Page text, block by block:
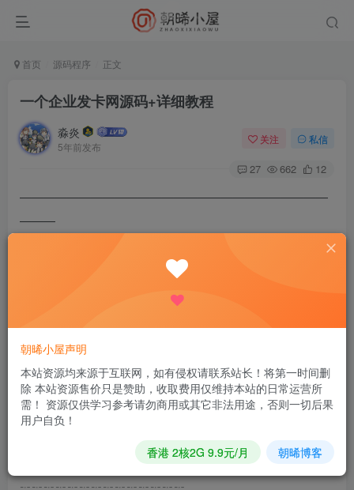
首页 源码程序 正文
一个企业发卡网源码+详细教程
淼炎
5年前发布
关注 私信
27 662 12
——————————————————————————
———
﹋﹋﹋﹋﹋﹋﹋﹋﹋﹋﹋﹋﹋
你们有没有想过搭建一个自己的企业级发卡网呢?
是不是经常搭建失败找不到原因?505?
没关系，我教你！教程开始！[阴险]
•┈┈┈┈┈┈୨୧┈┈┈┈┈┈•
推荐免费主机:http://xue.zxiyun.com
域名可以买一级的，也可以百度二级域名
﹎﹎﹎﹎﹎﹎﹎﹎﹎﹎﹎﹎﹎﹎
朝晞小屋声明
本站资源均来源于互联网，如有侵权请联系站长！将第一时间删
除 本站资源售价只是赞助，收取费用仅维持本站的日常运营所
需！ 资源仅供学习参考请勿商用或其它非法用途，否则一切后果
用户自负！
香港 2核2G 9.9元/月 朝晞博客